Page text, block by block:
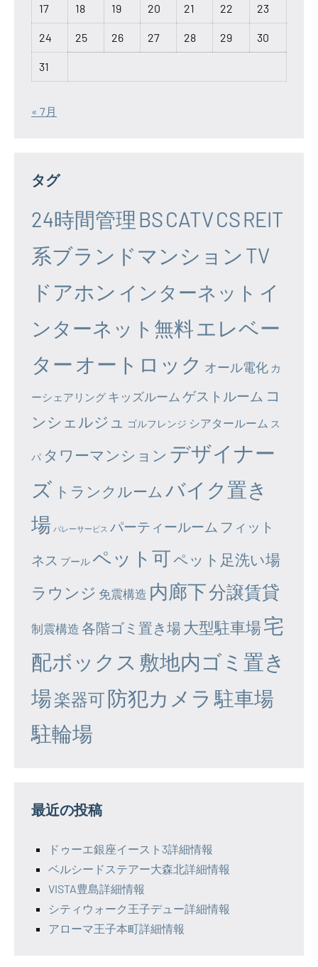
17 18 19 20 21 22 23
24 25 26 27 28 29 30
31
« 7月
タグ
24時間管理 BSCATVCSREIT
系ブランドマンション TV
ドアホン インターネット イ
ンターネット無料エレベー
ター オートロック オール電化 カ
ーシェアリング キッズルーム ゲストルーム コ
ンシェルジュ
ゴルフレンジ シアタールーム ス
パ タワーマンション デザイナー
ズ トランクルーム バイク置き
場 バレーサービス パーティールーム フィット
ネス プール ペット可ペット足洗い場
ラウンジ 免震構造 内廊下分譲賃貸
制震構造 各階ゴミ置き場大型駐車場宅
配ボックス 敷地内ゴミ置き
場楽器可防犯カメラ 駐車場
駐輪場
最近の投稿
ドゥーエ銀座イースト3詳細情報
ベルシードステアー大森北詳細情報
VISTA豊島詳細情報
シティウォーク王子デュー詳細情報
アローマ王子本町詳細情報